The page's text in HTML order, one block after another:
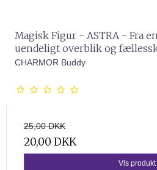
Magisk Figur - ASTRA - Fra
uendeligt overblik og
CHARMOR Buddy
25,00 DKK
20,00 DKK
Vis produkt